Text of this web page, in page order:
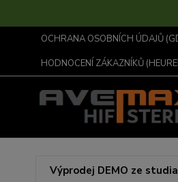
OCHRANA OSOBNÍCH ÚDAJŮ
HODNOCENÍ ZÁKAZNÍKŮ
Výprodej DEMO ze studia